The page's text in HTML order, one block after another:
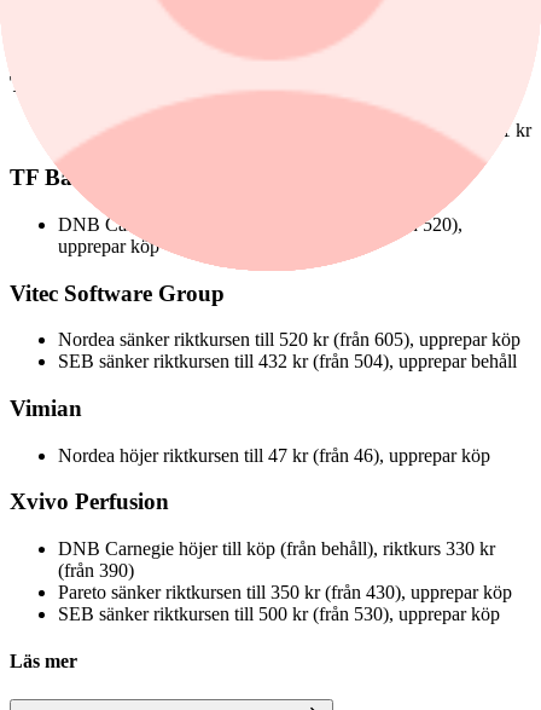
Pareto höjer riktkursen till 165 NOK (från 155), upprepar köp
Telia
Morningstar höjer till behåll (från sälj), upprepar riktkurs 31 kr
TF Bank
DNB Carnegie höjer riktkursen till 530 kr (från 520),
upprepar köp
Vitec Software Group
Nordea sänker riktkursen till 520 kr (från 605), upprepar köp
SEB sänker riktkursen till 432 kr (från 504), upprepar behåll
Vimian
Nordea höjer riktkursen till 47 kr (från 46), upprepar köp
Xvivo Perfusion
DNB Carnegie höjer till köp (från behåll), riktkurs 330 kr
(från 390)
Pareto sänker riktkursen till 350 kr (från 430), upprepar köp
SEB sänker riktkursen till 500 kr (från 530), upprepar köp
Läs mer